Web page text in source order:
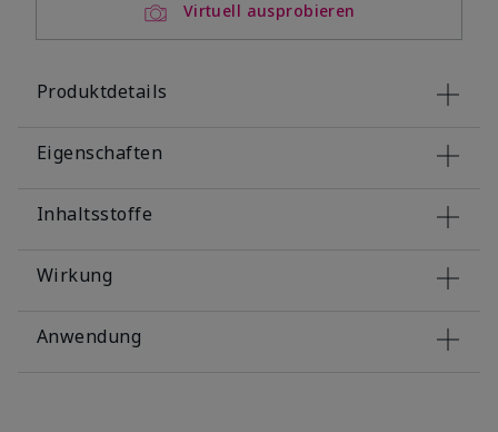
Virtuell ausprobieren
Produktdetails
Eigenschaften
Inhaltsstoffe
Wirkung
Anwendung